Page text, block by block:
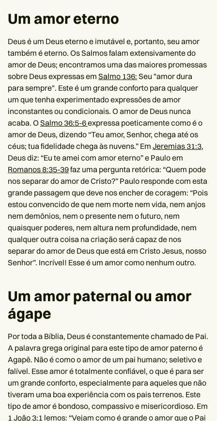
Um amor eterno
Deus é um Deus eterno e imutável e, portanto, seu amor
também é eterno. Os Salmos falam extensivamente do
amor de Deus; encontramos uma das maiores promessas
sobre Deus expressas em Salmo 136: Seu "amor dura
para sempre". Este é um grande conforto para qualquer
um que tenha experimentado expressões de amor
inconstantes ou condicionais. O amor de Deus nunca
acaba. O Salmo 36:5-6expressa poeticamente como é o
amor de Deus, dizendo “Teu amor, Senhor, chega até os
céus; tua fidelidade chega às nuvens.” Em Jeremias 31:3,
Deus diz: “Eu te amei com amor eterno” e Paulo em
Romanos 8:35-39faz uma pergunta retórica: “Quem pode
nos separar do amor de Cristo?” Paulo responde com esta
grande passagem que deve nos encher de coragem: “Pois
estou convencido de que nem morte nem vida, nem anjos
nem demônios, nem o presente nem o futuro, nem
quaisquer poderes, nem altura nem profundidade, nem
qualquer outra coisa na criação será capaz de nos
separar do amor de Deus que está em Cristo Jesus, nosso
Senhor”. Incrível! Esse é um amor como nenhum outro.
Um amor paternal ou amor
ágape
Por toda a Bíblia, Deus é constantemente chamado de Pai.
A palavra grega original para este tipo de amor paterno é
Agapē. Não é como o amor de um pai humano; seletivo e
falível. Esse amor é totalmente confiável, o que é para ser
um grande conforto, especialmente para aqueles que não
tiveram uma boa experiência com os pais terrenos. Este
tipo de amor é bondoso, compassivo e misericordioso. Em
1 João 3:1 lemos: “Vejam como é grande o amor que o Pai